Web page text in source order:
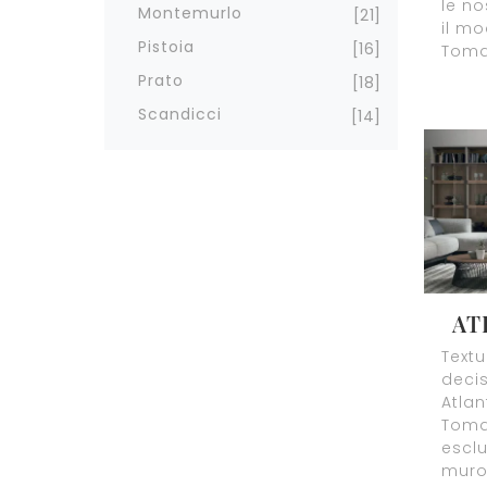
Montemurlo
21
Pistoia
16
Prato
18
Scandicci
14
le
il